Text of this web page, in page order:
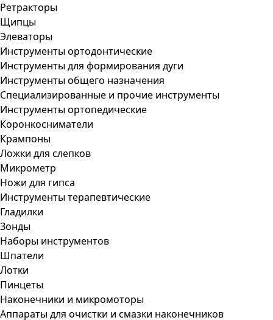
Ретракторы
Щипцы
Элеваторы
Инструменты ортодонтические
Инструменты для формирования дуги
Инструменты общего назначения
Специализированные и прочие инструменты
Инструменты ортопедические
Коронкосниматели
Крампоны
Ложки для слепков
Микрометр
Ножи для гипса
Инструменты терапевтические
Гладилки
Зонды
Наборы инструментов
Шпатели
Лотки
Пинцеты
Наконечники и микромоторы
Аппараты для очистки и смазки наконечников